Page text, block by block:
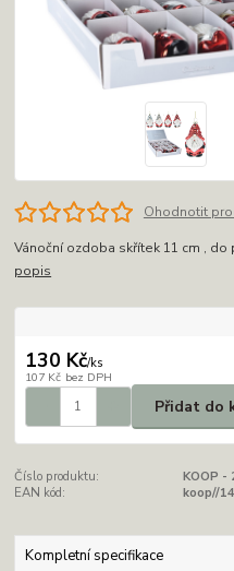
Ohodnotit
Vánoční ozdoba skřítek 11 cm ,
popis
130 Kč/ks
107 Kč bez DPH
Přidat do
Číslo produktu:
KOOP -
EAN kód:
koop//
Kompletní specifikace